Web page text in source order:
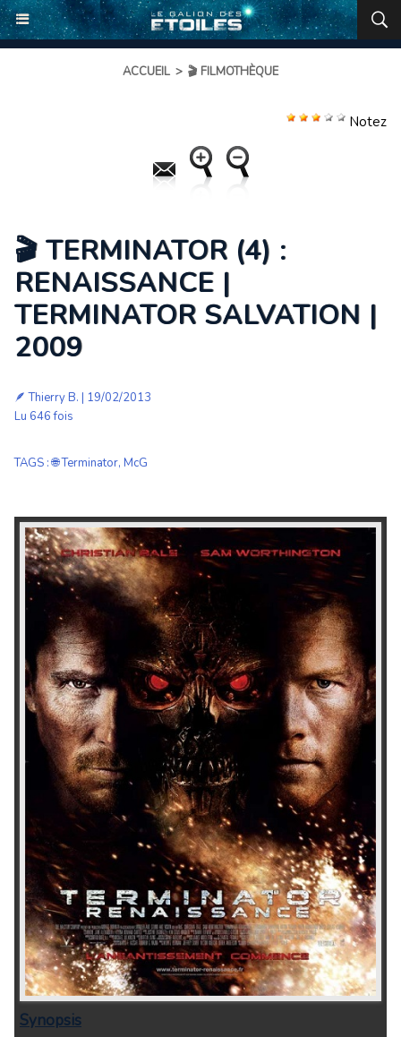
ACCUEIL > 🎬 FILMOTHÈQUE
Notez
🎬 TERMINATOR (4) :
RENAISSANCE |
TERMINATOR SALVATION |
2009
🪶Thierry B. | 19/02/2013
Lu 646 fois
TAGS :🌐 Terminator, McG
Synopsis